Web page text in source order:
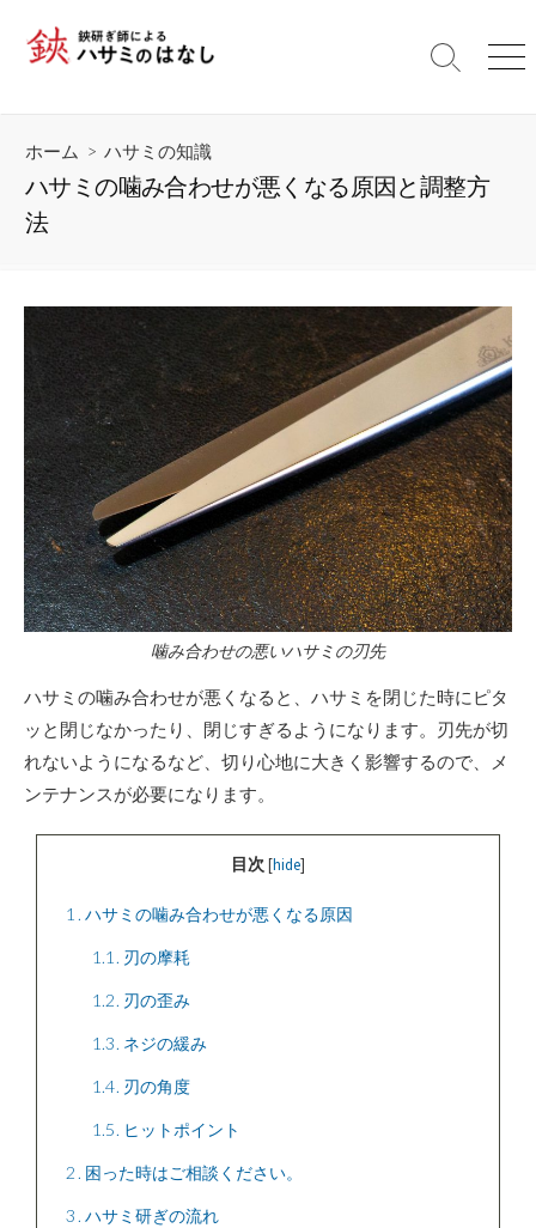
検
え
メ
ホーム > ハサミの知識
ハサミの噛み合わせが悪くなる原因と調整方
法
噛み合わせの悪いハサミの刃先
ハサミの噛み合わせが悪くなると、ハサミを閉じた時にピタ
ッと閉じなかったり、閉じすぎるようになります。刃先が切
れないようになるなど、切り心地に大きく影響するので、メ
ンテナンスが必要になります。
目次 [hide]
1 ハサミの噛み合わせが悪くなる原因
1.1 刃の摩耗
1.2 刃の歪み
1.3 ネジの緩み
1.4 刃の角度
1.5 ヒットポイント
2 困った時はご相談ください。
3 ハサミ研ぎの流れ